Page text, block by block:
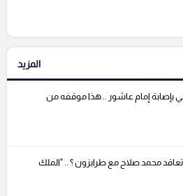
المزيد
بإصابة إمام عاشور .. هذا موقفه من
محمد صلاح مع طرابزون ؟ .. "الملك